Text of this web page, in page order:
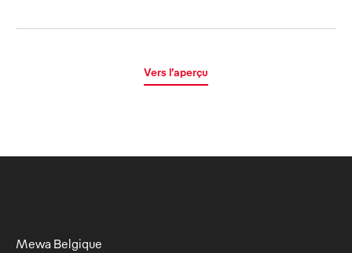
Vers l’aperçu
Mewa Belgique